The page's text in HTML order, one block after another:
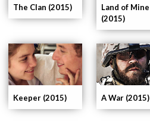
A War (2015)
Keeper (2015)
Land of Mine
(2015)
The Clan (2015)